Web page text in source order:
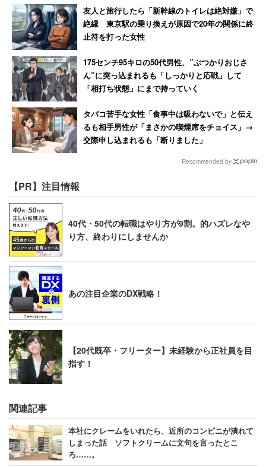
う。店舗が入居するのは、マンション「ビエラコート日本
橋久松町」の1、2階部分だ。このマンションは11階建て
1〜2LDK主体の高級賃貸で、不動産サイトによれば月額家
賃は14〜22万円となかなかの物件である。
そんなマンションに入居しているオーケー、間口は決して
広くないものの物件の醸し出すオーラなのか、いささか高
級感を感じなくもない。そんな店には、ひっきりなしに買
い物客が入っていて道を歩く人の数よりも多かった。
方メートル）で、これまでにエリアにはなかった「広い」
店舗である。店舗は1、2階に分かれており、1階に惣菜や
冷凍食品、飲料など、2階に肉魚野菜などの生鮮食品とい
う、少し変わった配置になっている。おそらくは、周辺の
オフィスワーカーの利用を念頭に置いた配置だと思われ
る。
そんな店でやっぱり目を見張るのは、オーケーならではの
安さだ。
いくつか目に付いたものを記してみよう。まず卵は1パッ
ク165円（税抜き・以下同）だった。中央区ではどこでも
い。例えばコーラのペットボトルは68円で販売されている
（わたしの記憶の中での中央区最安は79円だ）。ちなみ
に、最安値のお茶のペットボトルは51円（税込）である。
さらに納豆はよく見かけるタカノフーズの「おかめ納豆極
友人と旅行したら「新幹線のトイレは絶対嫌」で
絶縁 東京駅の乗り換えが原因で20年の関係に終
止符を打った女性
175センチ95キロの50代男性、”ぶつかりおじさ
ん”に突っ込まれるも「しっかりと応戦」して
「相打ち状態」にまで持っていく
タバコ苦手な女性「食事中は吸わないで」と伝え
るも相手男性が「まさかの喫煙席をチョイス」→
交際申し込まれるも「断りました」
Recommended by
【PR】注目情報
40代・50代の転職はやり方が9割。的ハズレなや
り方、終わりにしませんか
あの注目企業のDX戦略！
【20代既卒・フリーター】未経験から正社員を目
指す！
関連記事
本社にクレームをいれたら、近所のコンビニが潰れて
しまった話 ソフトクリームに文句を言ったとこ
ろ……。